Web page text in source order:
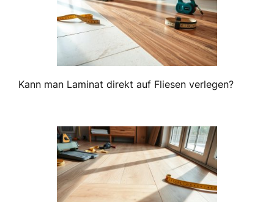
Kann man Laminat direkt auf Fliesen verlegen?